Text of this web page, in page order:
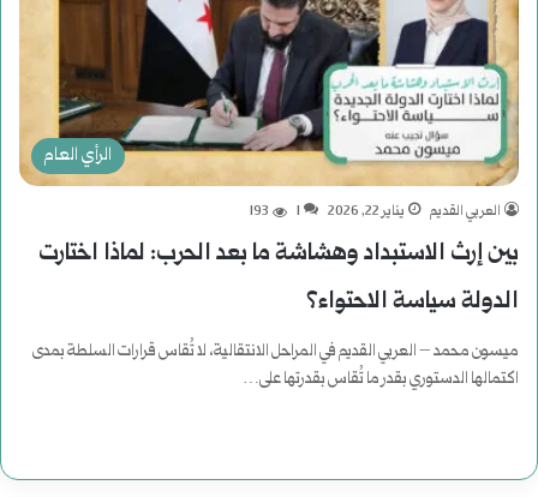
الرأي العام
العربي القديم يناير 22, 2026 1
193
بين إرث الاستبداد وهشاشة ما بعد الحرب: لماذا اختارت
الدولة سياسة الاحتواء؟
ميسون محمد – العربي القديم في المراحل الانتقالية، لا تُقاس قرارات السلطة بمدى
اكتمالها الدستوري بقدر ما تُقاس بقدرتها على…